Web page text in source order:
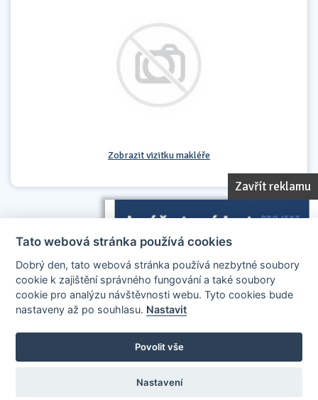
Zavřít reklamu
Zobrazit vizitku makléře
Stránky vytvořeny v iD-SIGN
Provozovatelem tohoto serveru je společnost AllCzech Promotion, s.r.o.,
08208107, zapsaná v obchodním rejstříku vedeném Městským soudem v
Tato webová stránka používá cookies
Dobrý den, tato webová stránka používá nezbytné soubory
cookie k zajištění správného fungování a také soubory
cookie pro analýzu návštěvnosti webu. Tyto cookies bude
nastaveny až po souhlasu. Nastavit
Povolit vše
Nastavení